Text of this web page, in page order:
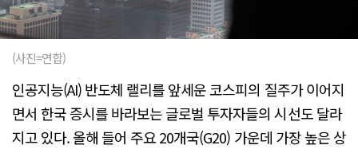
(사진=연합)
인공지능(AI) 반도체 랠리를 앞세운 코스피의 질주가 이어지
면서 한국 증시를 바라보는 글로벌 투자자들의 시선도 달라
지고 있다. 올해 들어 주요 20개국(G20) 가운데 가장 높은 상